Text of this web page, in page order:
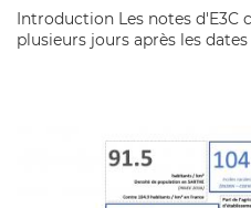
Introduction Les notes d'E3C
plusieurs jours après les